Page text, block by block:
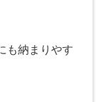
も納まりやす